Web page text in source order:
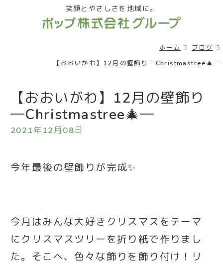
笑顔とやさしさを地域に。
ホーム
ブログ
【おおいがわ】12月の壁飾り―Christmastree🎄―
【おおいがわ】12月の壁飾り
―Christmastree🎄―
2021年12月08日
今年最後の壁飾りが完成✨
今月はみんな大好きクリスマスをテーマ
にクリスマスツリーを折り紙で作りまし
た。そこへ、色々な飾りを飾り付け！リ